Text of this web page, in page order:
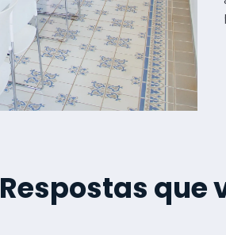
Respostas que